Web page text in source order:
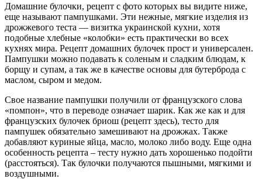
Домашние булочки, рецепт с фото которых вы видите ниже,
еще называют пампушками. Эти нежные, мягкие изделия из
дрожжевого теста — визитка украинской кухни, хотя
подобные хлебные «колобки» есть практически во всех
кухнях мира. Рецепт домашних булочек прост и универсален.
Пампушки можно подавать к соленым и сладким блюдам, к
борщу и супам, а так же в качестве основы для бутерброда с
маслом, сыром и медом.
Свое название пампушки получили от французского слова
«помпон», что в переводе означает шарик. Как же как и для
французских булочек бриош (рецепт здесь), тесто для
пампушек обязательно замешивают на дрожжах. Также
добавляют куриные яйца, масло, молоко либо воду. Еще одна
особенность рецепта – тесту нужно дать хорошенько подойти
(расстояться). Так булочки получаются пышными, мягкими и
воздушными.